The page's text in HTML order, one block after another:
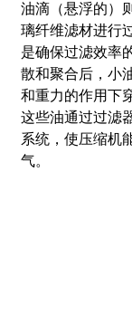
油滴（悬浮的）
璃纤维滤材进行
是确保过滤效率
散和聚合后，小
和重力的作用下
这些油通过过滤
系统，使压缩机
气。